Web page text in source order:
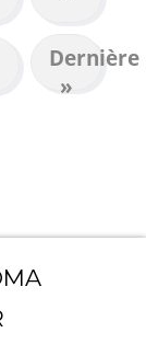
Dernière
page
Dernière
»